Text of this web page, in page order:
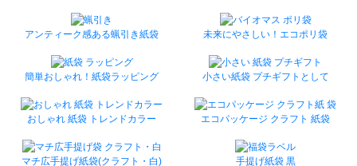
アンティーク感ある蝋引き紙袋 未来にやさしい！エコポリ袋
簡単おしゃれ！紙袋ラッピング 小さい紙袋 プチギフトとして
おしゃれ 紙袋 トレンドカラー エコパッケージ クラフト 紙袋
マチ広手提げ紙袋(クラフト・白) 手提げ紙袋 黒